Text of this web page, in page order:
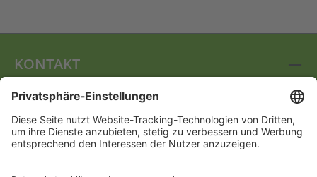
KONTAKT
Vertrag widerrufen
SERVICE